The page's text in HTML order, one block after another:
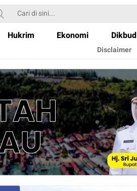
Hukrim Ekonomi Dikbud
Disclaimer